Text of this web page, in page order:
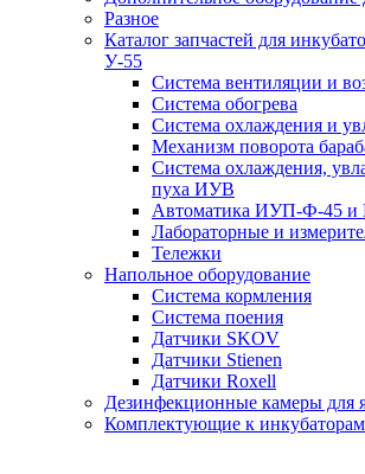
Разное
Каталог запчастей для
У-55
Система вентиляции и
Система обогрева
Система охлаждения и
Механизм поворота
Система охлаждения,
пуха ИУВ
Автоматика ИУП-Ф-45
Лабораторные и
Тележки
Напольное оборудование
Система кормления
Система поения
Датчики SKOV
Датчики Stienen
Датчики Roxell
Дезинфекционные камеры для
Комплектующие к инкубаторам